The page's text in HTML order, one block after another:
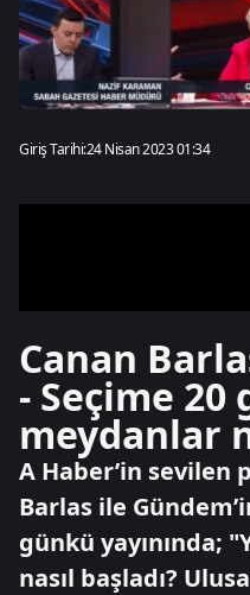
Giriş Tarihi:24 Nisan 2023 01:34
Canan
- Seçime 20
meydanlar
A Haber’in sevilen
Barlas ile
günkü yayınında;
nasıl başladı?